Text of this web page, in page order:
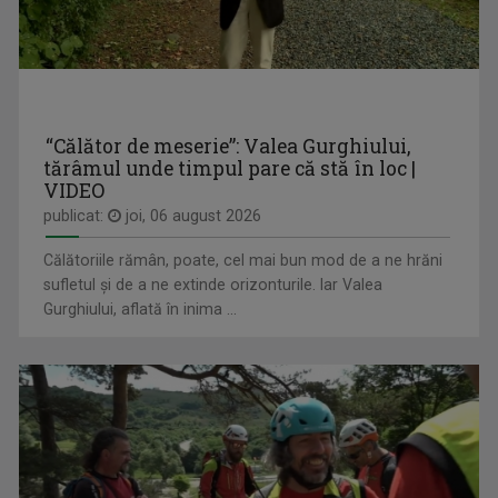
SCHIȚE URBANE
Vineri, ora 13.05, TVR3
ROXANA COSTAȘ
Pe 20 noiembrie 2007 Roxana împlinea 21 de ani ...
“Călător de meserie”: Valea Gurghiului,
tărâmul unde timpul pare că stă în loc |
VIDEO
publicat: joi, 06 august 2026
Călătoriile rămân, poate, cel mai bun mod de a ne hrăni
sufletul și de a ne extinde orizonturile. Iar Valea
Gurghiului, aflată în inima ...